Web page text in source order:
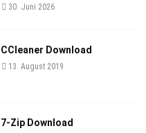
30. Juni 2026
CCleaner Download
13. August 2019
7-Zip Download